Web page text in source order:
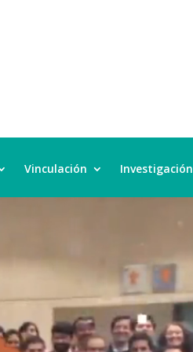
Vinculación Investigación